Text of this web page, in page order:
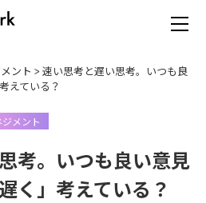
ント > 速い思考と遅い思考。いつも良
えている？
メント
考。いつも良い意見
く」考えている？